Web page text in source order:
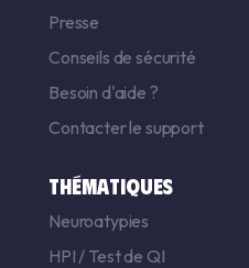
Presse
Conseils de sécurité
Besoin d'aide ?
Contacter le support
THÉMATIQUES
Neuroatypies
HPI / Test de QI